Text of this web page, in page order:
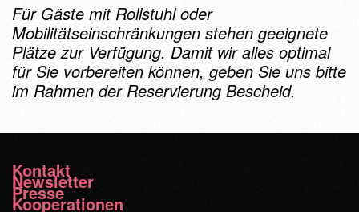
Für Gäste mit Rollstuhl oder
Mobilitätseinschränkungen stehen geeignete
Plätze zur Verfügung. Damit wir alles optimal
für Sie vorbereiten können, geben Sie uns bitte
im Rahmen der Reservierung Bescheid.
Kontakt
Newsletter
Presse
Kooperationen